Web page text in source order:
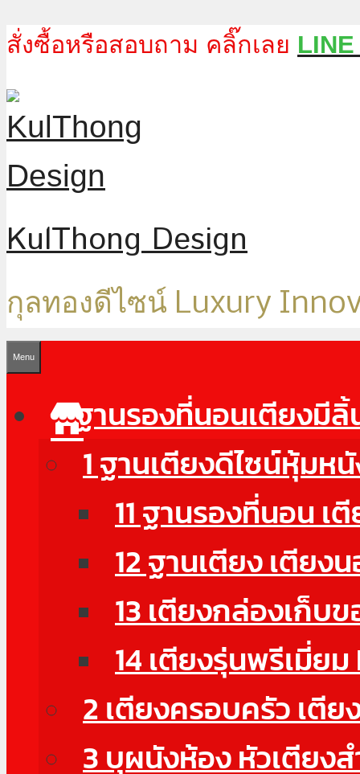
Skip
content
สั่งซื้อหรือสอบถาม คลิ๊กเลย
KulThong Design
กุลทองดีไซน์ Luxury
Menu
ฐานรองที่นอนเตียงมี
1 ฐานเตียงดีไซน์หุ้มห
11 ฐานรองที่นอน เ
12 ฐานเตียง เตียง
13 เตียงกล่องเก็บ
14 เตียงรุ่นพรีเมี่ย
2 เตียงครอบครัว เตี
3 บุผนังห้อง หัวเตียง